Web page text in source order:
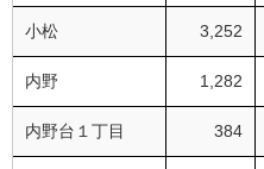
小松 3,252
内野 1,282
内野台１丁目 384